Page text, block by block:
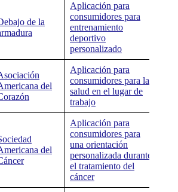
de la
Aplicación para
consumidores para
entrenamiento
deportivo
personalizado
del
Aplicación para
consumidores para la
salud en el lugar de
trabajo
del
Aplicación para
consumidores para
una orientación
personalizada durante
el tratamiento del
cáncer